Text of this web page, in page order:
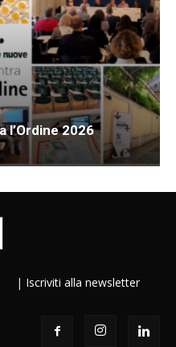
l’Ordine 2026
| Iscriviti alla newsletter